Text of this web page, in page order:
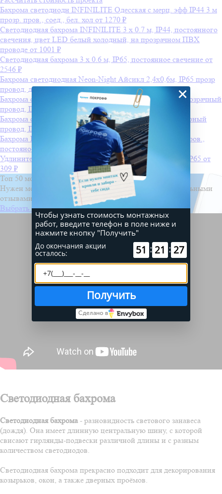
Бахрома светодиодн INFINILITE Одесская с мерц. эфф IP44 3 м
прозр. пров., соед., бел. хол от 1270 ₽
Светодиодная бахрома INFINILITE 3 x 0.7 м, IP44, постоянного
свечения, цвет LED белый холодный, на прозрачном ПВХ
проводе от 1001 ₽
Светодиодная бахрома 3 x 0.6 м, IP65, постоянное свечение от
2546 ₽
Бахрома светодиодная Neon-Night Айсикл 2,4х0,6м, IP65 прозр
провод, диоды тепло-белые от 2090 ₽
Бахрома светодиодная Neon-Night Айсикл 4,8х0,6 м, прозрачный
провод, IP65, диоды белые от 3390 ₽
Бахрома светодиодная Neon-Night Айсикл 2,4х0,6 м, черный
провод, IP65, диоды белые, от 2090 ₽
Бахрома INFINILITE Крымская LED IP44, 3 м, прозр. пров.,
постояное свечение бел. хол.
Удлинитель Neon-Night для светодиодных гирлянд 2м IP65 от
309 ₽
Топ 50 монтажных бригад
Нужен монтаж? Выберите проверенную бригаду с реальными
отзывами и проектами
Выбрать бригаду
Светодиодная бахрома
Светодиодная бахрома- разновидность светового занавеса
(дождя). Она имеет длинную центральную шину, с которой
свисают гирлянды-подвески различной длины и с разным
количеством светодиодов.
Светодиодная бахрома прекрасно подходит для декорирования
козырьков, окон, а также дверных проёмов.
×
Чтобы узнать стоимость монтажных
работ, введите телефон в поле ниже и
нажмите кнопку "Получить"
До окончания акции
осталось: 51 : 21 : 27
Получить
Сделано в